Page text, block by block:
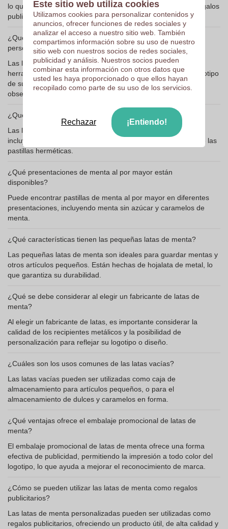
lo que las hace perfectas como artículos promocionales o regalos
publicitarios.
¿Qué beneficios ofrecen las latas de menta
personalizadas?
Las latas de menta personalizadas son una excelente
herramienta de merchandising, ya que permiten incluir el logotipo
de su empresa y ofrecer un producto de alta calidad como
obsequio.
¿Qué tipos de cierre tienen las latas de menta?
Las latas de menta vienen con distintos tipos de cierre,
incluyendo la tapa deslizante, que es fácil de usar y mantiene las
pastillas herméticas.
¿Qué presentaciones de menta al por mayor están
disponibles?
Puede encontrar pastillas de menta al por mayor en diferentes
presentaciones, incluyendo menta sin azúcar y caramelos de
menta.
¿Qué características tienen las pequeñas latas de menta?
Las pequeñas latas de menta son ideales para guardar mentas y
otros artículos pequeños. Están hechas de hojalata de metal, lo
que garantiza su durabilidad.
¿Qué se debe considerar al elegir un fabricante de latas de
menta?
Al elegir un fabricante de latas, es importante considerar la
calidad de los recipientes metálicos y la posibilidad de
personalización para reflejar su logotipo o diseño.
¿Cuáles son los usos comunes de las latas vacías?
Las latas vacías pueden ser utilizadas como caja de
almacenamiento para artículos pequeños, o para el
almacenamiento de dulces y caramelos en forma.
¿Qué ventajas ofrece el embalaje promocional de latas de
menta?
El embalaje promocional de latas de menta ofrece una forma
efectiva de publicidad, permitiendo la impresión a todo color del
logotipo, lo que ayuda a mejorar el reconocimiento de marca.
¿Cómo se pueden utilizar las latas de menta como regalos
publicitarios?
Las latas de menta personalizadas pueden ser utilizadas como
regalos publicitarios, ofreciendo un producto útil, de alta calidad y
Este sitio web utiliza cookies
Utilizamos cookies para personalizar contenidos y
anuncios, ofrecer funciones de redes sociales y
analizar el acceso a nuestro sitio web. También
compartimos información sobre su uso de nuestro
sitio web con nuestros socios de redes sociales,
publicidad y análisis. Nuestros socios pueden
combinar esta información con otros datos que
usted les haya proporcionado o que ellos hayan
recopilado como parte de su uso de los servicios.
Rechazar ¡Entiendo!